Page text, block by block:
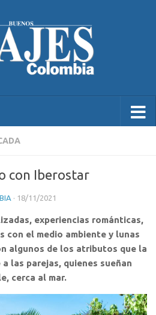
con Iberostar
· 18/11/2021
experiencias románticas,
con el medio ambiente y lunas
algunos de los atributos que la
las parejas, quienes sueñan
cerca al mar.